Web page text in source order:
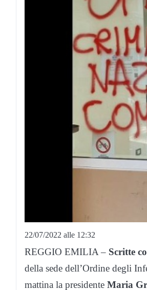
22/07/2022 alle 12:32
REGGIO EMILIA – Scritte
della sede dell’Ordine degli
mattina la presidente Maria